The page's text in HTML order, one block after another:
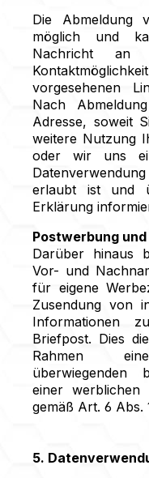
Die Abmeldung
möglich und
Nachricht an
vorgesehenen
Nach
Adresse, soweit
weitere Nutzung
oder wir uns
erlaubt ist und
Erklärung
Postwerbung
Darüber hinaus
Vor- und
für eigene
Zusendung von
Informationen
Briefpost. Dies
Rahmen
überwiegenden
einer werblichen
gemäß Art. 6 Abs.
5.